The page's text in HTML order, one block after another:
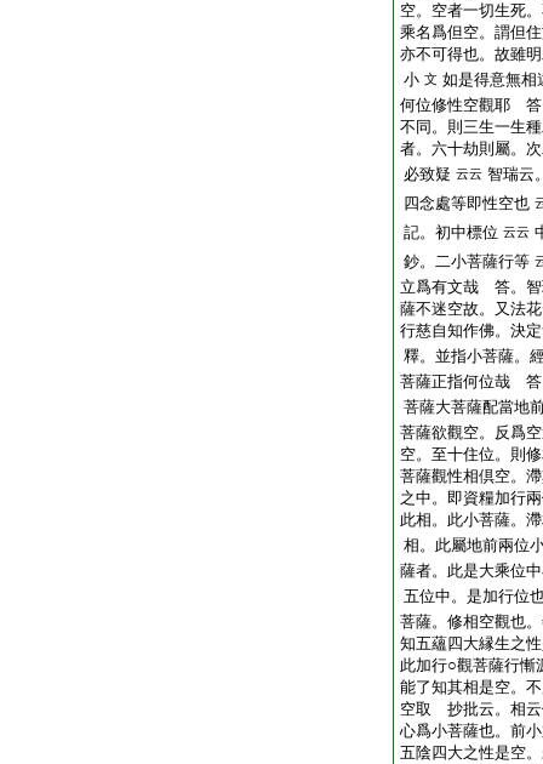
空。空者一切生死
乘名爲但空。謂但
亦不可得也。故雖
小 文 如是得意無
何位修性空觀耶 答
不同。則三生一生
者。六十劫則屬。
必致疑 云云 智瑞云
四念處等即性空也
記。初中標位 云云
鈔。二小菩薩行等
立爲有文哉 答。智
薩不迷空故。又法
行慈自知作佛。決
釋。並指小菩薩。
菩薩正指何位哉 答
菩薩大菩薩配當地
菩薩欲觀空。反爲
空。至十住位。則
菩薩觀性相倶空。
之中。即資糧加行
此相。此小菩薩。
相。此屬地前兩位
薩者。此是大乘位
五位中。是加行位
菩薩。修相空觀也
知五蘊四大縁生之
此加行○觀菩薩行慚
能了知其相是空。
空取 抄批云。相云
心爲小菩薩也。前
五陰四大之性是空